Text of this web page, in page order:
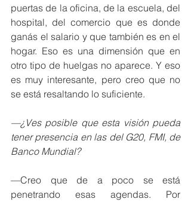
puertas de la oficina, de la escuela, del
hospital, del comercio que es donde
ganás el salario y que también es en el
hogar. Eso es una dimensión que en
otro tipo de huelgas no aparece. Y eso
es muy interesante, pero creo que no
se está resaltando lo suficiente.
—¿Ves posible que esta visión pueda
tener presencia en las del G20, FMI, de
Banco Mundial?
—Creo que de a poco se está
penetrando esas agendas. Por